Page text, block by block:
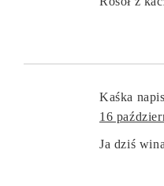
Kaśka
16
Ja dziś